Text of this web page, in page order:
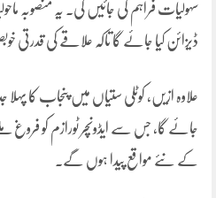
سہولیات فراہم کی جائیں گی۔ یہ منصوبہ
ڈیزائن کیا جائے گا تاکہ علاقے کی قدرتی
علاوہ ازیں، کوٹلی ستیاں میں پنجاب کا پہلا
جائے گا، جس سے ایڈونچر ٹورازم کو فروغ
کے نئے مواقع پیدا ہوں گے۔